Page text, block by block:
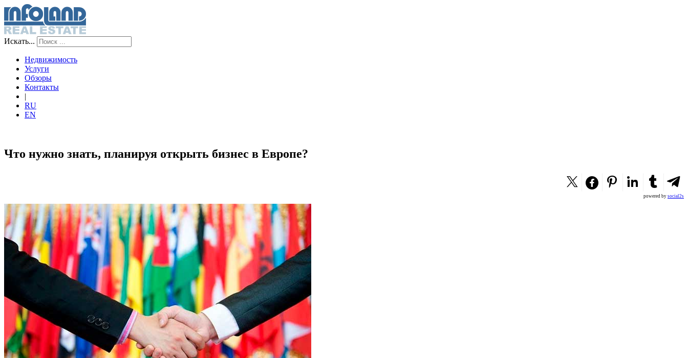
Искать...
Недвижимость
Услуги
Обзоры
Контакты
|
RU
EN
Что нужно знать, планируя открыть бизнес в Европе?
powered by social2s